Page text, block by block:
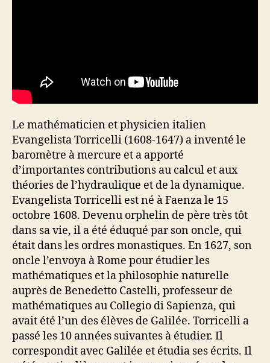
Le mathématicien et physicien italien
Evangelista Torricelli (1608-1647) a inventé le
baromètre à mercure et a apporté
d’importantes contributions au calcul et aux
théories de l’hydraulique et de la dynamique.
Evangelista Torricelli est né à Faenza le 15
octobre 1608. Devenu orphelin de père très tôt
dans sa vie, il a été éduqué par son oncle, qui
était dans les ordres monastiques. En 1627, son
oncle l’envoya à Rome pour étudier les
mathématiques et la philosophie naturelle
auprès de Benedetto Castelli, professeur de
mathématiques au Collegio di Sapienza, qui
avait été l’un des élèves de Galilée. Torricelli a
passé les 10 années suivantes à étudier. Il
correspondit avec Galilée et étudia ses écrits. Il